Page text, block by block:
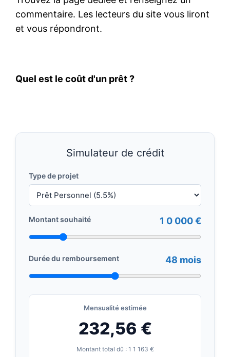
commentaire. Les lecteurs du site vous liront
et vous répondront.
Quel est le coût d'un prêt ?
Simulateur de crédit
Type de projet
Montant souhaité 1 0 000 €
Durée du remboursement 48 mois
Mensualité estimée
232,56 €
Montant total dû : 1 1 163 €